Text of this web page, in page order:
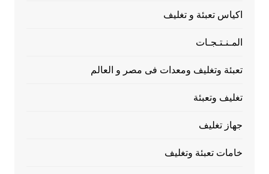
اكياس تعبئة و تغليف
المـنـتـجـات
تعبئة وتغليف ومعدات فى مصر و العالم
تغليف وتعبئة
جهاز تغليف
خامات تعبئة وتغليف